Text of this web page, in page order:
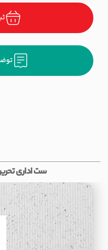
ست اداری تحریر 80 گرم سری